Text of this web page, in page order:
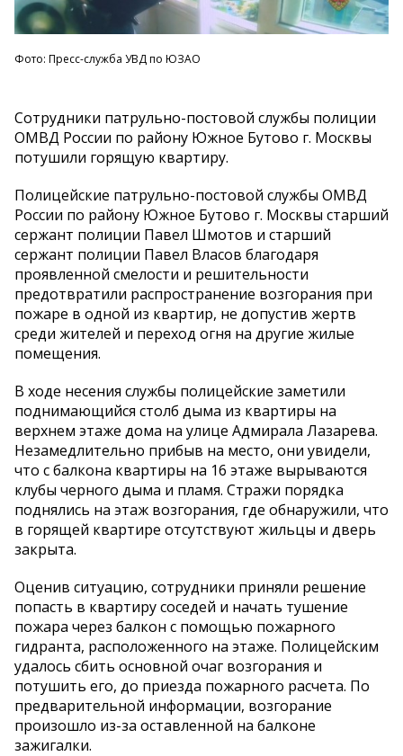
Фото: Пресс-служба УВД по ЮЗАО
Сотрудники патрульно-постовой службы полиции
ОМВД России по району Южное Бутово г. Москвы
потушили горящую квартиру.
Полицейские патрульно-постовой службы ОМВД
России по району Южное Бутово г. Москвы старший
сержант полиции Павел Шмотов и старший
сержант полиции Павел Власов благодаря
проявленной смелости и решительности
предотвратили распространение возгорания при
пожаре в одной из квартир, не допустив жертв
среди жителей и переход огня на другие жилые
помещения.
В ходе несения службы полицейские заметили
поднимающийся столб дыма из квартиры на
верхнем этаже дома на улице Адмирала Лазарева.
Незамедлительно прибыв на место, они увидели,
что с балкона квартиры на 16 этаже вырываются
клубы черного дыма и пламя. Стражи порядка
поднялись на этаж возгорания, где обнаружили, что
в горящей квартире отсутствуют жильцы и дверь
закрыта.
Оценив ситуацию, сотрудники приняли решение
попасть в квартиру соседей и начать тушение
пожара через балкон с помощью пожарного
гидранта, расположенного на этаже. Полицейским
удалось сбить основной очаг возгорания и
потушить его, до приезда пожарного расчета. По
предварительной информации, возгорание
произошло из-за оставленной на балконе
зажигалки.